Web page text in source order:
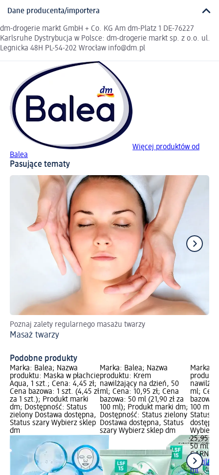
Dane producenta/importera
dm-drogerie markt GmbH + Co. KG Am dm-Platz 1 DE-76227
Karlsruhe Dystrybucja w Polsce: dm-drogerie markt sp. z o.o. ul.
Legnicka 48H PL-54-202 Wrocław info@dm.pl
Więcej produktów od
Balea
Pasujące tematy
Poznaj zalety regularnego masażu twarzy
Masaż twarzy
Podobne produkty
Marka: Balea; Nazwa
produktu: Maska w płachcie
Aqua, 1 szt.; Cena: 4,45 zł;
Cena bazowa: 1 szt. (4,45 zł
za 1 szt.); Produkt marki
dm; Dostępność: Status
zielony Dostawa dostępna,
Status szary Wybierz sklep
dm
Marka: Balea; Nazwa
produktu: Krem
nawilżający na dzień, 50
ml; Cena: 10,95 zł; Cena
bazowa: 50 ml (21,90 zł za
100 ml); Produkt marki dm;
Dostępność: Status zielony
Dostawa dostępna, Status
szary Wybierz sklep dm
Marka:
ml;
bazowa:
100 ml);
Status
Wybierz
25,95 zł
50 ml
GARNIER
ml